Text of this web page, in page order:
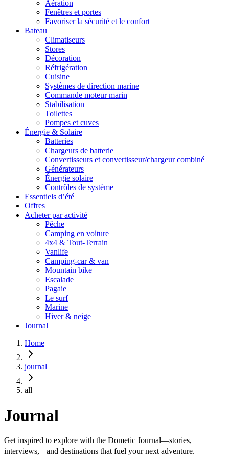
Aération
Fenêtres et portes
Favoriser la sécurité et le confort
Bateau
Climatiseurs
Stores
Décoration
Réfrigération
Cuisine
Systèmes de direction marine
Commande moteur marin
Stabilisation
Toilettes
Pompes et cuves
Énergie & Solaire
Batteries
Chargeurs de batterie
Convertisseurs et convertisseur/chargeur combiné
Générateurs
Énergie solaire
Contrôles de système
Essentiels d’été
Offres
Acheter par activité
Pêche
Camping en voiture
4x4 & Tout-Terrain
Vanlife
Camping-car & van
Mountain bike
Escalade
Pagaie
Le surf
Marine
Hiver & neige
Journal
Home
journal
all
Journal
Get inspired to explore with the Dometic Journal—stories,
interviews, and destinations that fuel your next adventure.